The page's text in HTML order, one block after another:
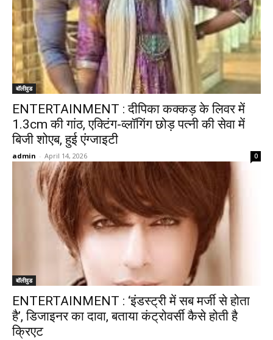
बॉलीवुड
ENTERTAINMENT : दीपिका कक्कड़ के लिवर में
1.3cm की गांठ, एक्टिंग-व्लॉगिंग छोड़ पत्नी की सेवा में
बिजी शोएब, हुई एंग्जाइटी
admin - April 14, 2026 0
बॉलीवुड
ENTERTAINMENT : ‘इंडस्ट्री में सब मर्जी से होता
है’, डिजाइनर का दावा, बताया कंट्रोवर्सी कैसे होती है
क्र‍िएट